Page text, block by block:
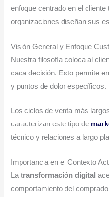
enfoque centrado en el
organizaciones diseñan sus
Visión General y Enfoque
Nuestra filosofía coloca al
cada decisión. Esto permite
y puntos de dolor específicos.
Los ciclos de venta más
caracterizan este tipo de
técnico y relaciones a largo
Importancia en el Contexto
Latransformación digital
comportamiento del